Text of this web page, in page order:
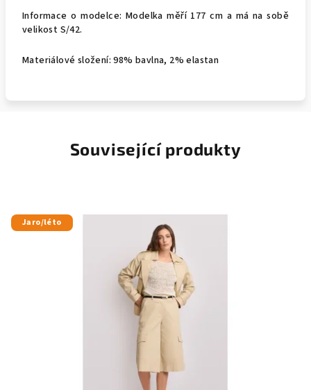
Informace o modelce: Modelka měří 177 cm a má na sobě
velikost S/42.
Materiálové složení: 98% bavlna, 2% elastan
Související produkty
Jaro/léto